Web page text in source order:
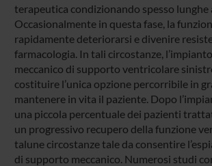
terapeutica condizionando spesso lunghe
Occasionalmente in questa fase, la
rapidamente deteriorarsi e divenire
farmacologia. In tali circostanze,
meccanico di supporto ventricolare
costituire l’unica opzione percorribile in
mantenere in vita il paziente. Dopo
una piccola percentuale dei pazienti
un progressivo recupero della funzione
talune circostanze tale da consentire
di supporto meccanico. Numerosi studi